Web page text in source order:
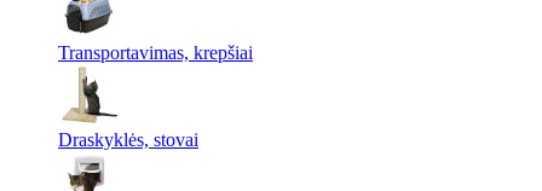
Transportavimas, krepšiai
Draskyklės, stovai